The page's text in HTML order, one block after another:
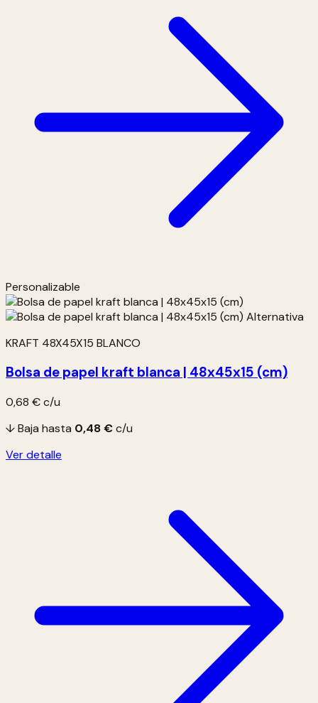
Personalizable
KRAFT 48X45X15 BLANCO
Bolsa de papel kraft blanca | 48x45x15 (cm)
0,68 €c/u
↓ Baja hasta 0,48 €c/u
Ver detalle